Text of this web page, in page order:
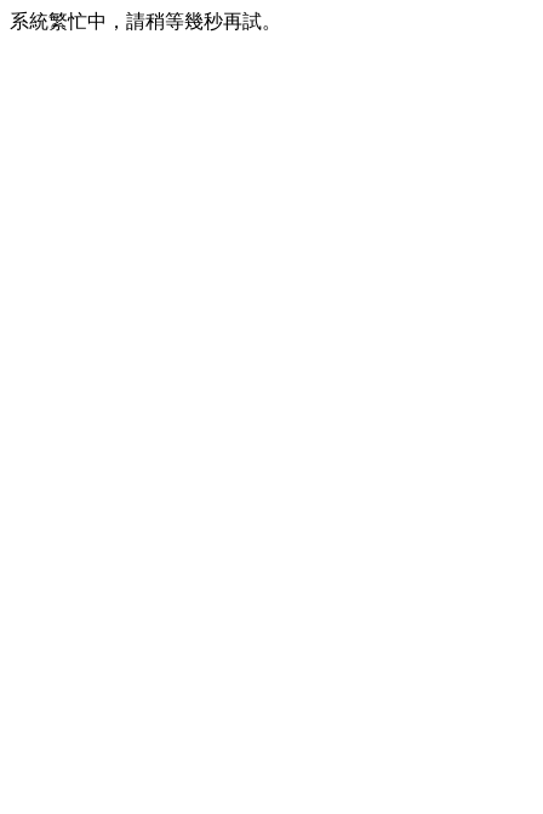
系統繁忙中，請稍等幾秒再試。